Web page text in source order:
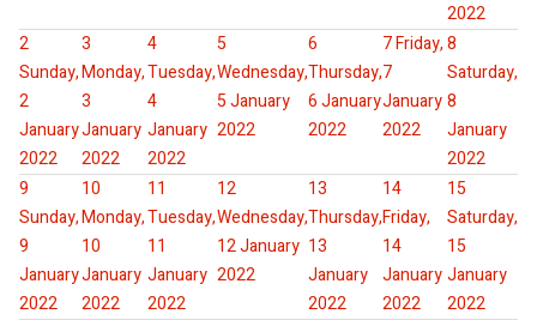
2022
2
Sunday,
2
January
2022
3
Monday,
3
January
2022
4
Tuesday,
4
January
2022
5
Wednesday,
5 January
2022
6
Thursday,
6 January
2022
7Friday,
7
January
2022
8
Saturday,
8
January
2022
9
Sunday,
9
January
2022
10
Monday,
10
January
2022
11
Tuesday,
11
January
2022
12
Wednesday,
12 January
2022
13
Thursday,
13
January
2022
14
Friday,
14
January
2022
15
Saturday,
15
January
2022